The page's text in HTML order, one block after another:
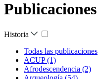
Publicaciones
Historia
Todas las publicaciones
ACUP (1)
Afrodescendencia (2)